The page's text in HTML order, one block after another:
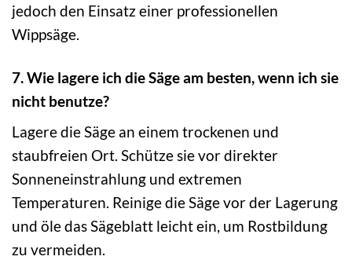
jedoch den Einsatz einer professionellen
Wippsäge.
7. Wie lagere ich die Säge am besten, wenn ich sie
nicht benutze?
Lagere die Säge an einem trockenen und
staubfreien Ort. Schütze sie vor direkter
Sonneneinstrahlung und extremen
Temperaturen. Reinige die Säge vor der Lagerung
und öle das Sägeblatt leicht ein, um Rostbildung
zu vermeiden.